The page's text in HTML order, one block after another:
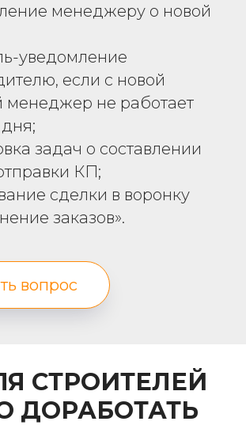
менеджеру о новой
уведомление
если с новой
менеджер не работает
задач о составлении
КП;
сделки в воронку
заказов».
вопрос
СТРОИТЕЛЕЙ
ДОРАБОТАТЬ